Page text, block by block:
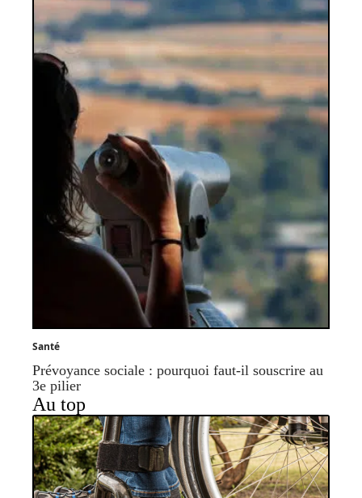
Santé
Prévoyance sociale : pourquoi faut-il souscrire au
3e pilier
Au top